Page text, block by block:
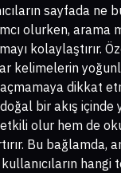
sayfada ne
olurken, arama
kolaylaştırır.
kelimelerin
dikkat
bir akış içinde
etkili olur hem de
Bu bağlamda,
hangi